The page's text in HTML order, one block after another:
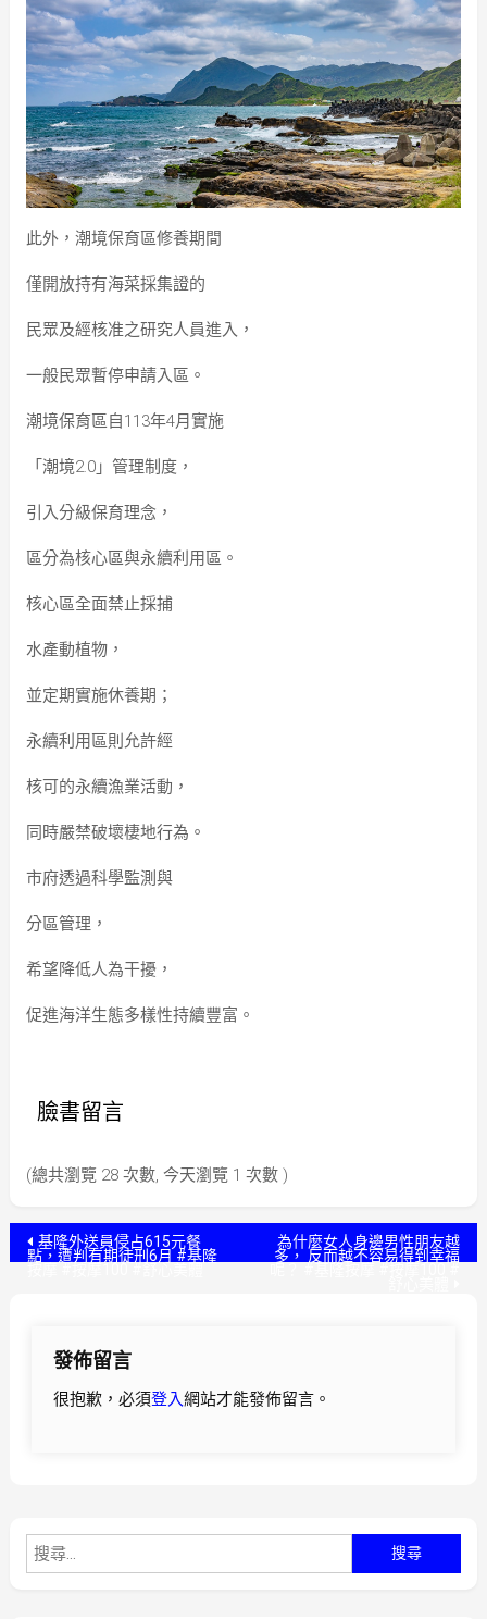
此外，潮境保育區修養期間
僅開放持有海菜採集證的
民眾及經核准之研究人員進入，
一般民眾暫停申請入區。
潮境保育區自113年4月實施
「潮境2.0」管理制度，
引入分級保育理念，
區分為核心區與永續利用區。
核心區全面禁止採捕
水產動植物，
並定期實施休養期；
永續利用區則允許經
核可的永續漁業活動，
同時嚴禁破壞棲地行為。
市府透過科學監測與
分區管理，
希望降低人為干擾，
促進海洋生態多樣性持續豐富。
臉書留言
(總共瀏覽 28 次數, 今天瀏覽 1 次數 )
文基隆外送員侵占615元餐
點，遭判有期徒刑6月 #基隆
為什麼女人身邊男性朋友越
多， 反而越不容易得到幸福
發佈留言
很抱歉，必須登入網站才能發佈留言。
尋